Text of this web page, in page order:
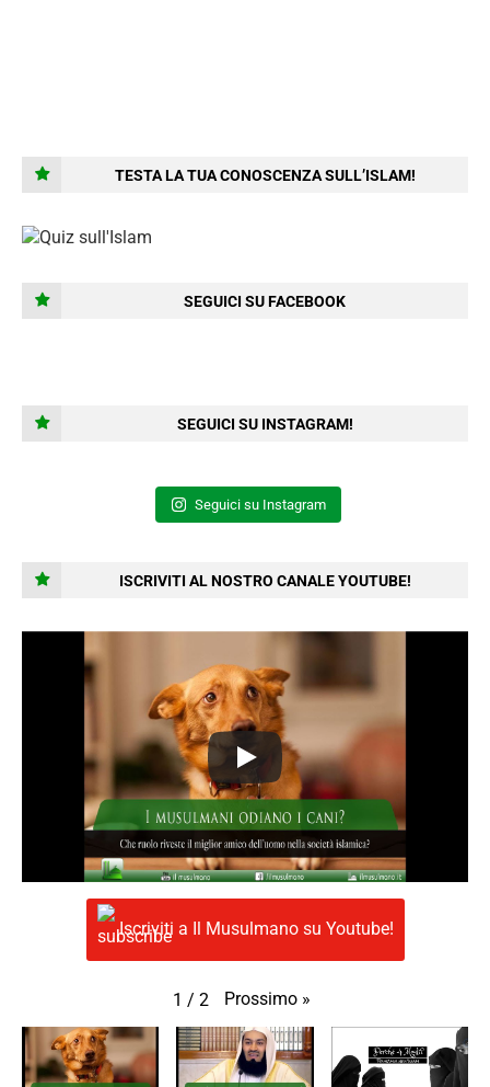
TESTA LA TUA CONOSCENZA SULL’ISLAM!
SEGUICI SU FACEBOOK
SEGUICI SU INSTAGRAM!
Seguici su Instagram
ISCRIVITI AL NOSTRO CANALE YOUTUBE!
Iscriviti a Il Musulmano su Youtube!
1 / 2 Prossimo »